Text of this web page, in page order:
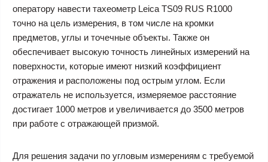
оператору навести тахеометр Leica TS09 RUS R1000
точно на цель измерения, в том числе на кромки
предметов, углы и точечные объекты. Также он
обеспечивает высокую точность линейных измерений на
поверхности, которые имеют низкий коэффициент
отражения и расположены под острым углом. Если
отражатель не используется, измеряемое расстояние
достигает 1000 метров и увеличивается до 3500 метров
при работе с отражающей призмой.
Для решения задачи по угловым измерениям с требуемой